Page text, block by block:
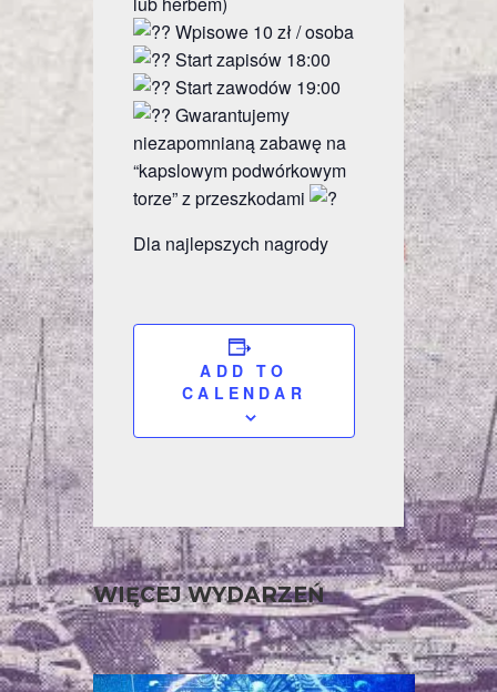
Wpisowe 10 zł / osoba
Start zapisów 18:00
Start zawodów 19:00
Gwarantujemy
niezapomnianą zabawę na
“kapslowym podwórkowym
torze” z przeszkodami
Dla najlepszych nagrody
ADD TO
CALENDAR
WIĘCEJ WYDARZEŃ